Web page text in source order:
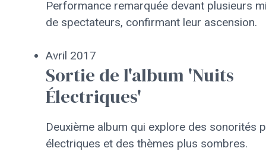
Performance remarquée devant plusieurs
de spectateurs, confirmant leur ascension.
Avril 2017
Sortie de l'album 'Nuits
Électriques'
Deuxième album qui explore des sonorités
électriques et des thèmes plus sombres.